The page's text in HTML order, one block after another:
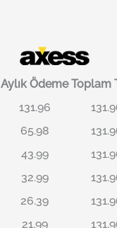
Aylık Ödeme Toplam
131.96
65.98
43.99
32.99
26.39
21.99